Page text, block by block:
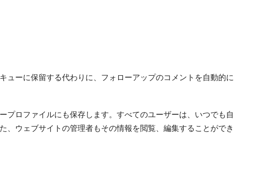
ューに保留する代わりに、フォローアップのコメントを自動的に
ロファイルにも保存します。すべてのユーザーは、いつでも自
ウェブサイトの管理者もその情報を閲覧、編集することができ